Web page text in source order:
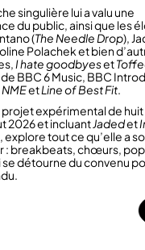
singulière lui a valu une
du public, ainsi que les
(The Needle Drop),
Polachek et bien
I hate goodbyeset
BBC 6 Music, BBC
NMEetLine of Best Fit.
projet expérimental de
2026 et incluantJadedet
, explore tout ce qu’elle a
: breakbeats, chœurs,
se détourne du convenu